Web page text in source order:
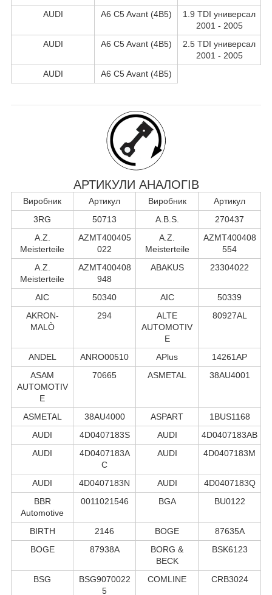
AUDI
A6 C5 Avant (4B5)
1.9 TDI универсал
2001 - 2005
AUDI
A6 C5 Avant (4B5)
2.5 TDI универсал
2001 - 2005
AUDI
A6 C5 Avant (4B5)
АРТИКУЛИ АНАЛОГІВ
Виробник Артикул Виробник
Артикул
3RG
50713 A.B.S.
270437
A.Z.
Meisterteile
AZMT400405
022
A.Z.
Meisterteile
AZMT400408
554
A.Z.
Meisterteile
AZMT400408
948
ABAKUS 23304022
AIC 50340 AIC
50339
AKRON-
MALÒ
294
ALTE
AUTOMOTIV
E
80927AL
ANDEL ANRO00510 APlus
14261AP
ASAM
AUTOMOTIV
E
70665 ASMETAL 38AU4001
ASMETAL 38AU4000 ASPART
1BUS1168
AUDI
4D0407183S AUDI
4D0407183AB
AUDI
4D0407183A
C
AUDI 4D0407183M
AUDI 4D0407183N AUDI
4D0407183Q
BBR
Automotive
0011021546 BGA BU0122
BIRTH 2146 BOGE
87635A
BOGE
87938A
BORG &
BECK
BSK6123
BSG
BSG9070022
5
COMLINE CRB3024